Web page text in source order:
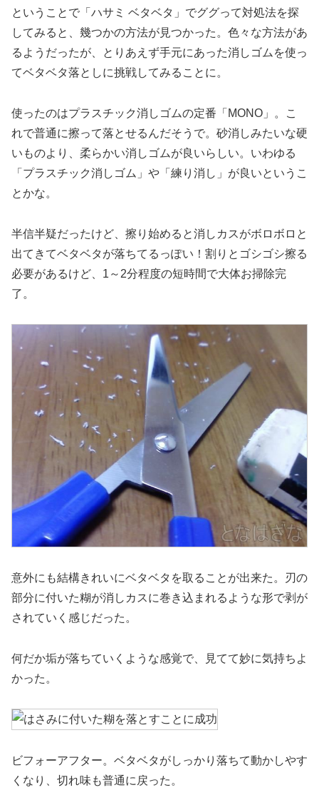
ということで「ハサミ ベタベタ」でググって対処法を探
してみると、幾つかの方法が見つかった。色々な方法があ
るようだったが、とりあえず手元にあった消しゴムを使っ
てベタベタ落としに挑戦してみることに。
使ったのはプラスチック消しゴムの定番「MONO」。こ
れで普通に擦って落とせるんだそうで。砂消しみたいな硬
いものより、柔らかい消しゴムが良いらしい。いわゆる
「プラスチック消しゴム」や「練り消し」が良いというこ
とかな。
半信半疑だったけど、擦り始めると消しカスがボロボロと
出てきてベタベタが落ちてるっぽい！割りとゴシゴシ擦る
必要があるけど、1～2分程度の短時間で大体お掃除完
了。
意外にも結構きれいにベタベタを取ることが出来た。刃の
部分に付いた糊が消しカスに巻き込まれるような形で剥が
されていく感じだった。
何だか垢が落ちていくような感覚で、見てて妙に気持ちよ
かった。
ビフォーアフター。ベタベタがしっかり落ちて動かしやす
くなり、切れ味も普通に戻った。